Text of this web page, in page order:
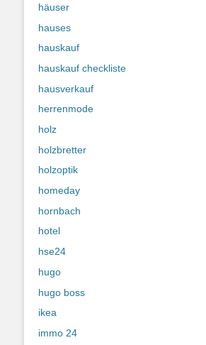
häuser
hauses
hauskauf
hauskauf checkliste
hausverkauf
herrenmode
holz
holzbretter
holzoptik
homeday
hornbach
hotel
hse24
hugo
hugo boss
ikea
immo 24